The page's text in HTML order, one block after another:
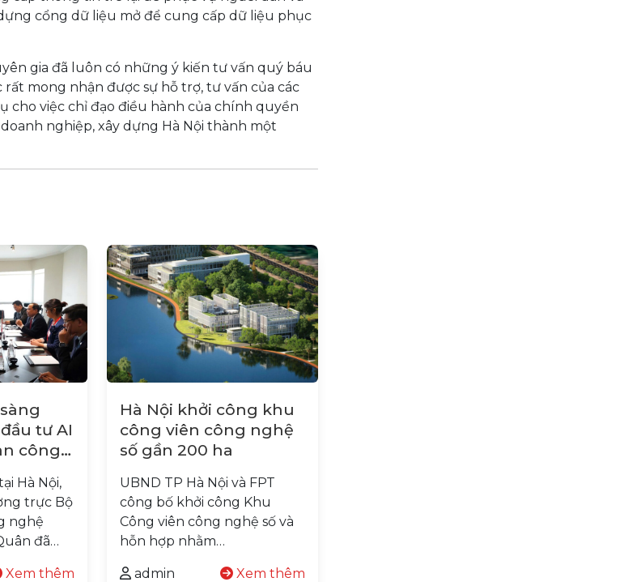
cổng dữ liệu mở để cung cấp dữ liệu phục
gia đã luôn có những ý kiến tư vấn quý báu
mong nhận được sự hỗ trợ, tư vấn của các
cho việc chỉ đạo điều hành của chính quyền
nghiệp, xây dựng Hà Nội thành một
tư AI
công
Hà Nội,
trực Bộ
nghệ
đã…
Xem thêm
Hà Nội khởi công khu
công viên công nghệ
số gần 200 ha
UBND TP Hà Nội và FPT
công bố khởi công Khu
Công viên công nghệ số và
hỗn hợp nhằm…
admin Xem thêm